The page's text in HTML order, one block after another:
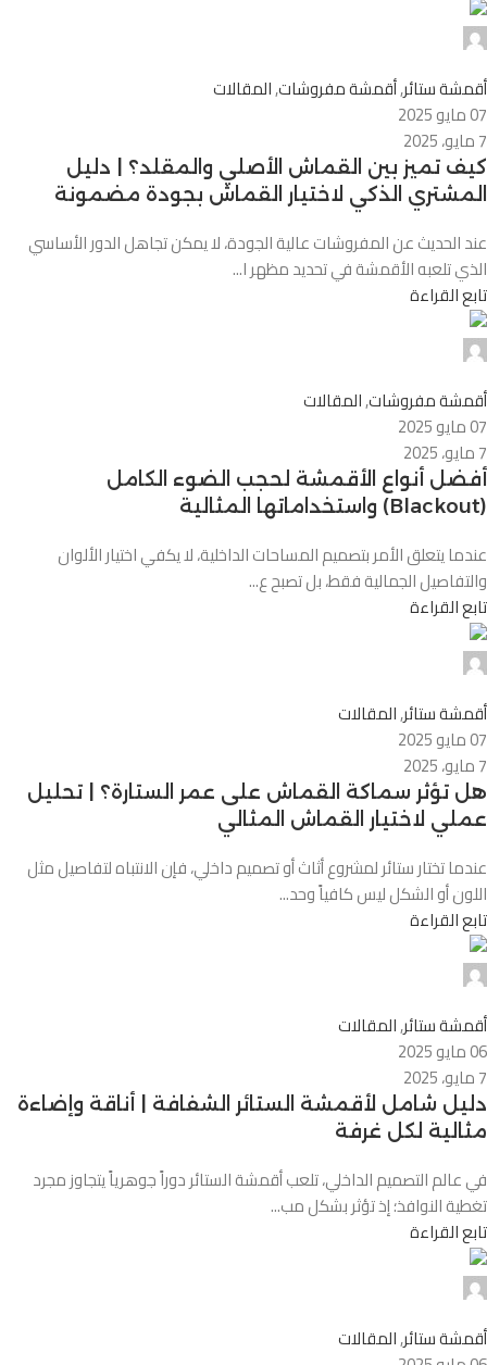
أقمشة ستائر,أقمشة مفروشات,المقالات
07 مايو 2025
7 مايو، 2025
كيف تميز بين القماش الأصلي والمقلد؟ | دليل
المشتري الذكي لاختيار القماش بجودة مضمونة
عند الحديث عن المفروشات عالية الجودة، لا يمكن تجاهل الدور الأساسي
الذي تلعبه الأقمشة في تحديد مظهر ا...
تابع القراءة
أقمشة مفروشات,المقالات
07 مايو 2025
7 مايو، 2025
أفضل أنواع الأقمشة لحجب الضوء الكامل
(Blackout) واستخداماتها المثالية
عندما يتعلق الأمر بتصميم المساحات الداخلية، لا يكفي اختيار الألوان
والتفاصيل الجمالية فقط، بل تصبح ع...
تابع القراءة
أقمشة ستائر,المقالات
07 مايو 2025
7 مايو، 2025
هل تؤثر سماكة القماش على عمر الستارة؟ | تحليل
عملي لاختيار القماش المثالي
عندما تختار ستائر لمشروع أثاث أو تصميم داخلي، فإن الانتباه لتفاصيل مثل
اللون أو الشكل ليس كافياً وحد...
تابع القراءة
أقمشة ستائر,المقالات
06 مايو 2025
7 مايو، 2025
دليل شامل لأقمشة الستائر الشفافة | أناقة وإضاءة
مثالية لكل غرفة
في عالم التصميم الداخلي، تلعب أقمشة الستائر دوراً جوهرياً يتجاوز مجرد
تغطية النوافذ؛ إذ تؤثر بشكل مب...
تابع القراءة
أقمشة ستائر,المقالات